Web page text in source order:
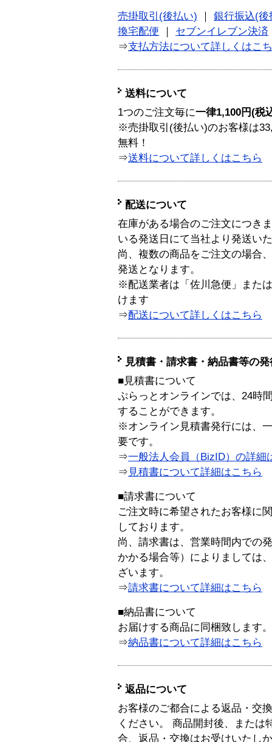
売掛取引(後払い)
銀行振込(後
換宅配便
セブンイレブン決済
⇒支払方法について詳しくはこ
送料について
1つのご注文毎に一律1,100円(税
※売掛取引(後払い)のお客様は
無料！
⇒送料について詳しくはこちら
配送について
在庫がある場合のご注文につき
いる発送日にて当社より発送い
尚、複数の商品をご注文の場合
発送となります。
※配送業者は「佐川急便」また
けます
⇒配送について詳しくはこちら
見積書・請求書・納品書等の
■見積書について
ぷらっとオンラインでは、24時
することができます。
※オンライン見積書発行には、
要です。
⇒一般法人会員（BizID）の詳細
⇒ 見積書について詳細はこちら
■請求書について
ご注文時に希望されたお客様に
しております。
尚、請求書は、営業時間内での
かかる場合等）によりましては
ざいます。
⇒請求書について詳細はこちら
■納品書について
お届けする商品に同梱致します。
⇒納品書について詳細はこちら
返品について
お客様のご都合による返品・交
ください。 商品開封後、または
合、返品・交換はお受けいたし